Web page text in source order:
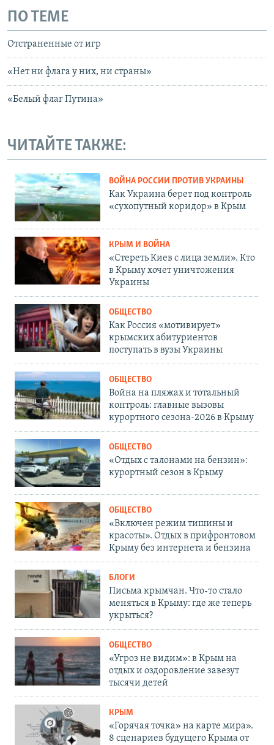
ПО ТЕМЕ
Отстраненные от игр
«Нет ни флага у них, ни страны»
«Белый флаг Путина»
ЧИТАЙТЕ ТАКЖЕ:
ВОЙНА РОССИИ ПРОТИВ УКРАИНЫ
Как Украина берет под контроль
«сухопутный коридор» в Крым
КРЫМ И ВОЙНА
«Стереть Киев с лица земли». Кто
в Крыму хочет уничтожения
Украины
ОБЩЕСТВО
Как Россия «мотивирует»
крымских абитуриентов
поступать в вузы Украины
ОБЩЕСТВО
Война на пляжах и тотальный
контроль: главные вызовы
курортного сезона-2026 в Крыму
ОБЩЕСТВО
«Отдых с талонами на бензин»:
курортный сезон в Крыму
ОБЩЕСТВО
«Включен режим тишины и
красоты». Отдых в прифронтовом
Крыму без интернета и бензина
БЛОГИ
Письма крымчан. Что-то стало
меняться в Крыму: где же теперь
укрыться?
ОБЩЕСТВО
«Угроз не видим»: в Крым на
отдых и оздоровление завезут
тысячи детей
КРЫМ
«Горячая точка» на карте мира».
8 сценариев будущего Крыма от